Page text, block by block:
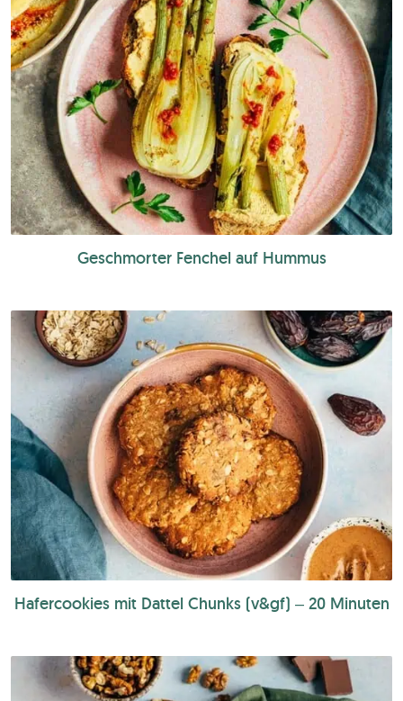
Geschmorter Fenchel auf Hummus
Hafercookies mit Dattel Chunks (v&gf) – 20 Minuten